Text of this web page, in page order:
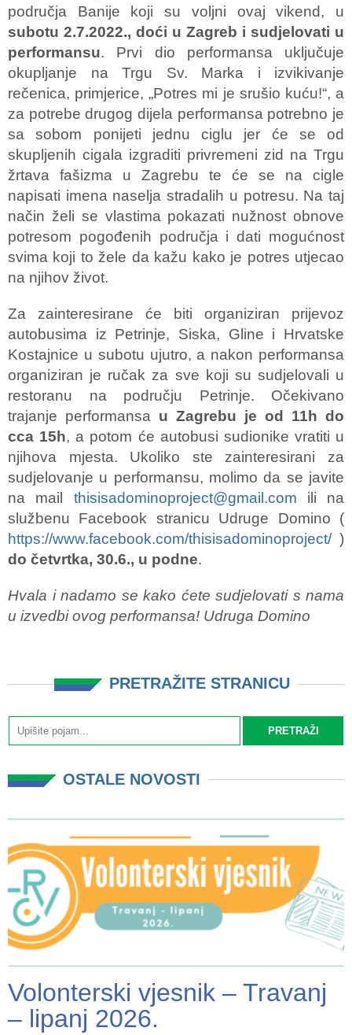
područja Banije koji su voljni ovaj vikend, u
subotu 2.7.2022., doći u Zagreb i sudjelovati u
performansu. Prvi dio performansa uključuje
okupljanje na Trgu Sv. Marka i izvikivanje
rečenica, primjerice, „Potres mi je srušio kuću!“, a
za potrebe drugog dijela performansa potrebno je
sa sobom ponijeti jednu ciglu jer će se od
skupljenih cigala izgraditi privremeni zid na Trgu
žrtava fašizma u Zagrebu te će se na cigle
napisati imena naselja stradalih u potresu. Na taj
način želi se vlastima pokazati nužnost obnove
potresom pogođenih područja i dati mogućnost
svima koji to žele da kažu kako je potres utjecao
na njihov život.
Za zainteresirane će biti organiziran prijevoz
autobusima iz Petrinje, Siska, Gline i Hrvatske
Kostajnice u subotu ujutro, a nakon performansa
organiziran je ručak za sve koji su sudjelovali u
restoranu na području Petrinje. Očekivano
trajanje performansa u Zagrebu je od 11h do
cca 15h, a potom će autobusi sudionike vratiti u
njihova mjesta. Ukoliko ste zainteresirani za
sudjelovanje u performansu, molimo da se javite
na mail thisisadominoproject@gmail.com ili na
službenu Facebook stranicu Udruge Domino (
https://www.facebook.com/thisisadominoproject/)
do četvrtka, 30.6., u podne.
Hvala i nadamo se kako ćete sudjelovati s nama
u izvedbi ovog performansa! Udruga Domino
PRETRAŽITE STRANICU
OSTALE NOVOSTI
Volonterski vjesnik – Travanj
– lipanj 2026.